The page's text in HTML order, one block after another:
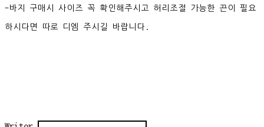
-바지 구매시 사이즈 꼭 확인해주시고 허리조절 가능한 끈이 필요
하시다면 따로 디엠 주시길 바랍니다.